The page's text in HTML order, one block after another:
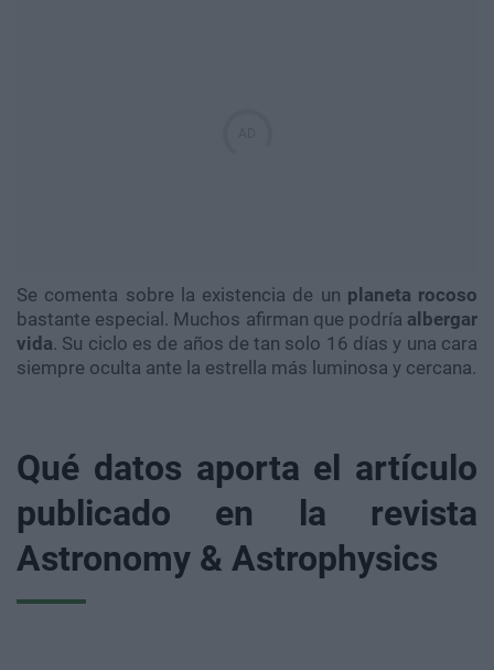
Se comenta sobre la existencia de un planeta rocoso
bastante especial. Muchos afirman que podría albergar
vida. Su ciclo es de años de tan solo 16 días y una cara
siempre oculta ante la estrella más luminosa y cercana.
Qué datos aporta el artículo
publicado en la revista
Astronomy & Astrophysics